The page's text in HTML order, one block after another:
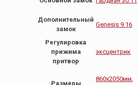
Дополнительный
замок
Genesis 9.16
Регулировка
прижима
притвор
эксцентрик
Размеры
860х2050мм